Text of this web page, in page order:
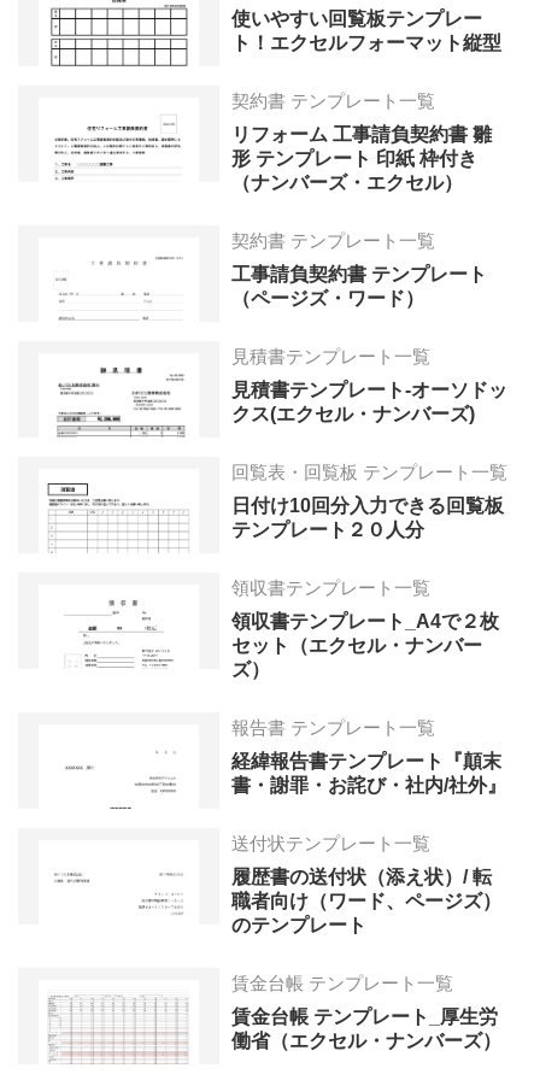
使いやすい回覧板テンプレー
ト！エクセルフォーマット縦型
契約書 テンプレート一覧
リフォーム 工事請負契約書 雛
形 テンプレート 印紙 枠付き
（ナンバーズ・エクセル）
契約書 テンプレート一覧
工事請負契約書 テンプレート
（ページズ・ワード）
見積書テンプレート一覧
見積書テンプレート-オーソドッ
クス(エクセル・ナンバーズ)
回覧表・回覧板 テンプレート一覧
日付け10回分入力できる回覧板
テンプレート２０人分
領収書テンプレート一覧
領収書テンプレート_A4で２枚
セット（エクセル・ナンバー
ズ）
報告書 テンプレート一覧
経緯報告書テンプレート『顛末
書・謝罪・お詫び・社内/社外』
送付状テンプレート一覧
履歴書の送付状（添え状）/ 転
職者向け（ワード、ページズ）
のテンプレート
賃金台帳 テンプレート一覧
賃金台帳 テンプレート_厚生労
働省（エクセル・ナンバーズ）